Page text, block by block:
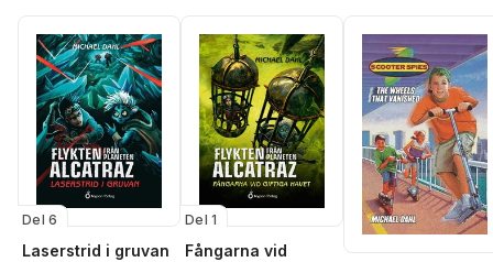
Del 6
Laserstrid i gruvan
Del 1
Fångarna vid